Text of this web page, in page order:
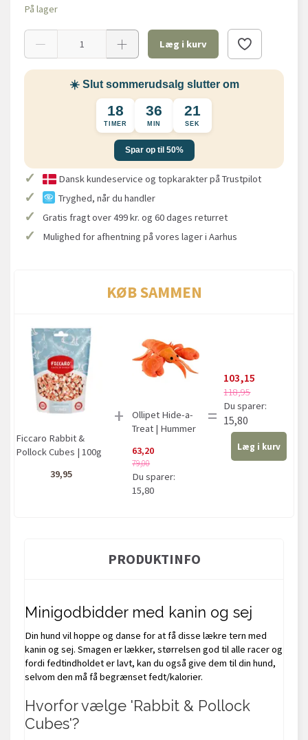
På lager
Læg i kurv
☀️ Slut sommerudsalg slutter om
18
TIMER
36
MIN
20
SEK
Spar op til 50%
✓ Dansk kundeservice og topkarakter på Trustpilot
✓ Tryghed, når du handler
✓ Gratis fragt over 499 kr. og 60 dages returret
✓ Mulighed for afhentning på vores lager i Aarhus
KØB SAMMEN
Ficcaro Rabbit &
Pollock Cubes | 100g
39,95
+
Ollipet Hide-a-
Treat | Hummer
63,20
79,00
Du sparer:
15,80
=
103,15
118,95
Du sparer:
15,80
Læg i kurv
PRODUKTINFO
Minigodbidder med kanin og sej
Din hund vil hoppe og danse for at få disse lækre tern med
kanin og sej. Smagen er lækker, størrelsen god til alle racer og
fordi fedtindholdet er lavt, kan du også give dem til din hund,
selvom den må få begrænset fedt/kalorier.
Hvorfor vælge 'Rabbit & Pollock
Cubes'?